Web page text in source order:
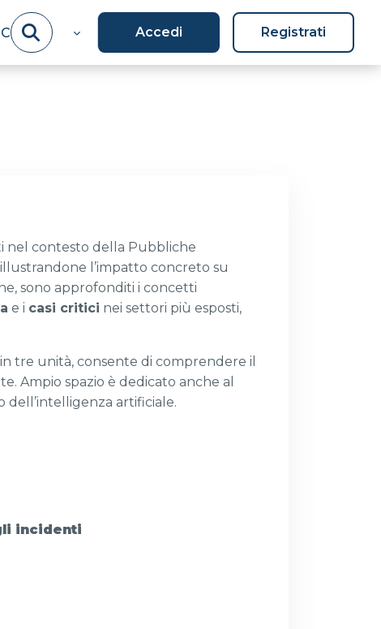
Accedi Registrati
nel contesto della Pubbliche
l’impatto concreto su
sono approfonditi i concetti
e i casi critici nei settori più esposti,
tre unità, consente di comprendere il
Ampio spazio è dedicato anche al
dell’intelligenza artificiale.
incidenti